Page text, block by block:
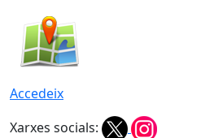
Accedeix
Xarxes socials: